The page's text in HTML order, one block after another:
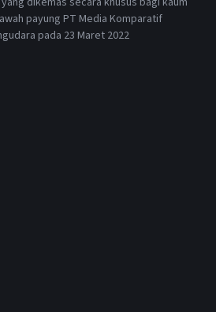
payung PT Media Komparatif
pada 23 Maret 2022